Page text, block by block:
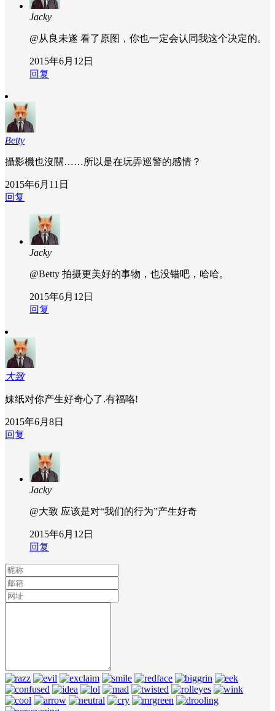
Jacky
@从良未遂 看了原图，你也一定会认同我这个决定的。
2015年6月12日
回复
Betty
攝影機也沒關……所以是在玩弄巡警的感情？
2015年6月11日
回复
Jacky
@Betty 拍摄更美好的事物，也没错吧，哈哈。
2015年6月12日
回复
大致
妹纸对你产生好奇心了.有福咯!
2015年6月8日
回复
Jacky
@大致 应该是对“我们的行为”产生好奇
2015年6月12日
回复